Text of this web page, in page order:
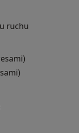
ruchu